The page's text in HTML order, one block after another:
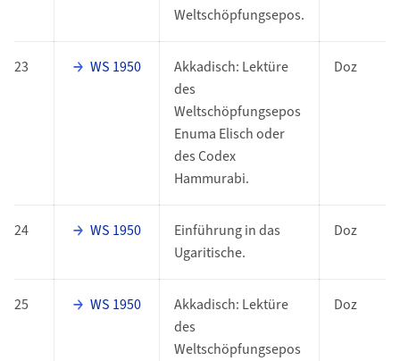
Weltschöpfungsepos.
23 WS 1950
Akkadisch: Lektüre
des
Weltschöpfungsepos
Enuma Elisch oder
des Codex
Hammurabi.
Doz
24 WS 1950
Einführung in das
Ugaritische.
Doz
25 WS 1950
Akkadisch: Lektüre
des
Weltschöpfungsepos
Doz